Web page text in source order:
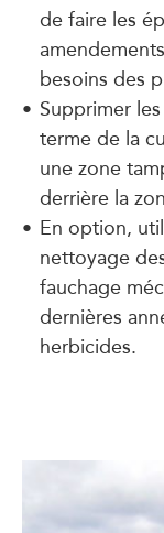
de faire les
besoins des
Supprimer
terme de la
une zone
derrière la
En option,
nettoyage
fauchage
dernières
herbicides.